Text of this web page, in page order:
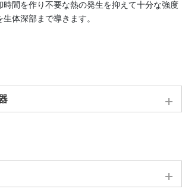
時間を作り不要な熱の発生を抑えて十分な強度
体深部まで導きます。